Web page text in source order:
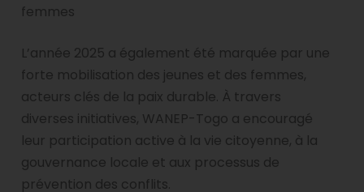
femmes
L’année 2025 a également été marquée par une
forte mobilisation des jeunes et des femmes,
acteurs clés de la paix durable. À travers
diverses initiatives, WANEP-Togo a encouragé
leur participation active à la vie citoyenne, à la
gouvernance locale et aux processus de
prévention des conflits.